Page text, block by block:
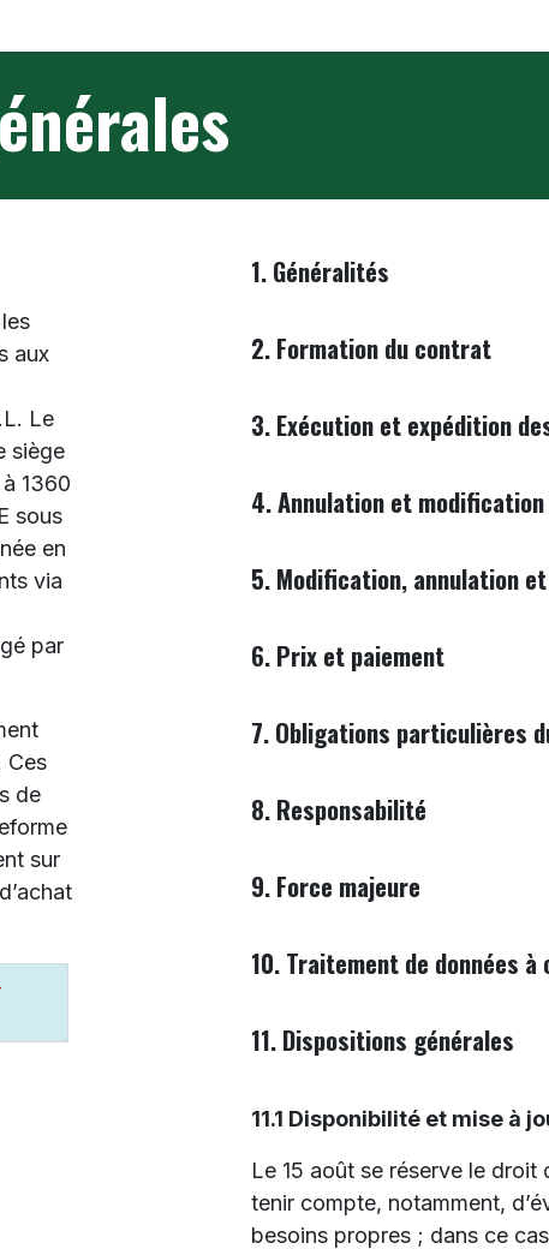
aux
Le
siège
1360
sous
en
via
par
Ces
de
sur
1. Généralités
​2. Formation du contrat
3. Exécution et expédition
4. Annulation et modification
5. Modification, annulation
6. Prix et paiement
7. Obligations particulières
8. Responsabilité
9. Force majeure
10. Traitement de données
11. Dispositions générales
11.1 Disponibilité et mise à
Le 15 août se réserve le
tenir compte, notamment,
besoins propres ; dans ce